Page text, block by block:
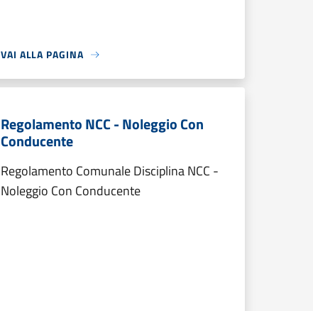
VAI ALLA PAGINA
Regolamento NCC - Noleggio Con
Conducente
Regolamento Comunale Disciplina NCC -
Noleggio Con Conducente